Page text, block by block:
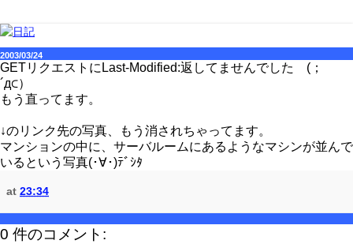
2003/03/24
GETリクエストにLast-Modified:返してませんでした (；
´д⊂）
もう直ってます。
↓のリンク先の写真、もう消されちゃってます。
マンションの中に、サーバルームにあるようなマシンが並んで
いるという写真(･∀･)ﾃﾞｼﾀ
at 23:34
0 件のコメント: